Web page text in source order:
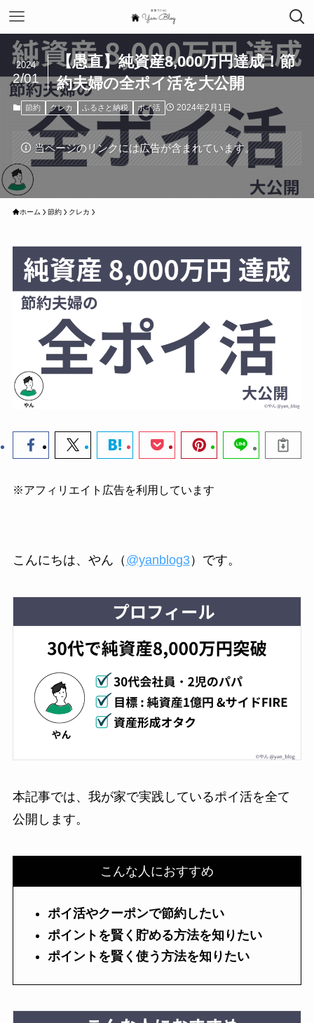
【愚直】純資産8,000万円達成！節
約夫婦の全ポイ活を大公開
2024
2/01
節約 クレカ ふるさと納税 ポイ活 2024年2月1日
当ページのリンクには広告が含まれています。
ホーム 節約 クレカ
※アフィリエイト広告を利用しています
こんにちは、やん（ @yanblog3）です。
本記事では、我が家で実践しているポイ活を全て
公開します。
こんな人におすすめ
ポイ活やクーポンで節約したい
ポイントを賢く貯める方法を知りたい
ポイントを賢く使う方法を知りたい